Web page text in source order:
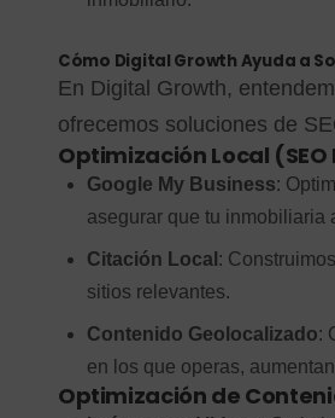
Cómo Digital Growth Ayuda a
En Digital Growth,
ofrecemos soluciones de
Optimización Local (SEO
Google My Business:
asegurar que tu inmobiliaria
Citación Local :
sitios relevantes.
Contenido Geolocalizado:
en los que operas,
Optimización de